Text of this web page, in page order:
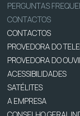
PERGUNTAS
CONTACTOS
CONTACTOS
PROVEDORA DO
PROVEDORA DO
ACESSIBILIDADES
SATÉLITES
A EMPRESA